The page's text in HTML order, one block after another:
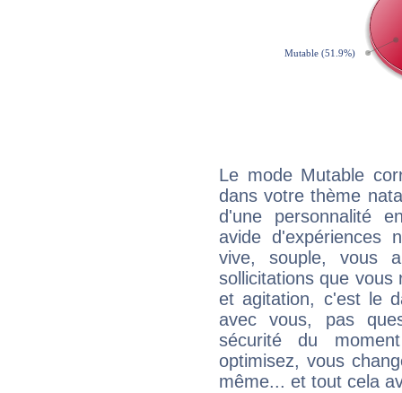
Le mode Mutable
dans votre thème
d'une personnalité
avide d'expériences
vive, souple, vous
sollicitations que vous
et agitation, c'est le
avec vous, pas
sécurité du
optimisez, vous
même... et tout cela